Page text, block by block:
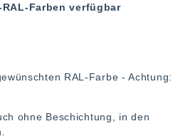
Farben verfügbar
RAL-Farbe - Achtung:
ohne Beschichtung, in den